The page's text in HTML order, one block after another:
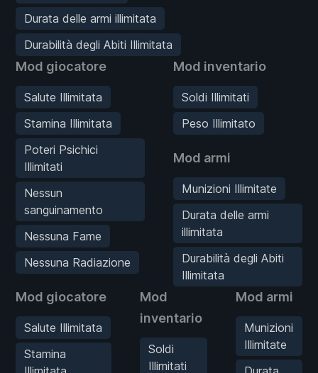
Durata delle armi illimitata
Durabilità degli Abiti Illimitata
Mod giocatore
Salute Illimitata
Stamina Illimitata
Poteri Psichici
Illimitati
Nessun
sanguinamento
Nessuna Fame
Nessuna Radiazione
Mod inventario
Soldi Illimitati
Peso Illimitato
Mod armi
Munizioni Illimitate
Durata delle armi
illimitata
Durabilità degli Abiti
Illimitata
Mod giocatore
Salute Illimitata
Stamina
Mod
inventario
Soldi
Illimitati
Mod armi
Munizioni
Illimitate